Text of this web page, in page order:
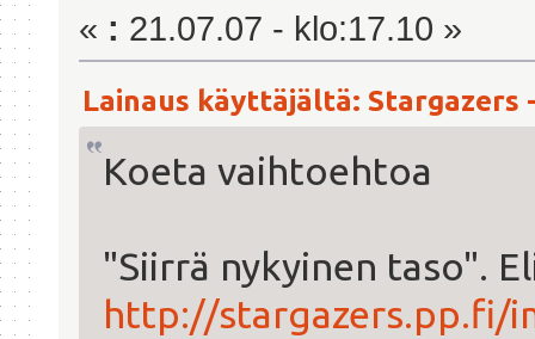
« : 21.07.07 - klo:17.10 »
Lainaus käyttäjältä: Stargazers
Koeta vaihtoehtoa
"Siirrä nykyinen taso".
http://stargazers.pp.fi/